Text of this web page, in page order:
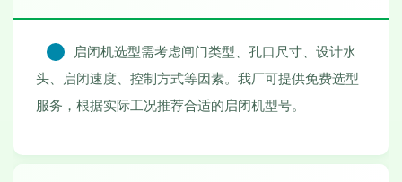
启闭机选型需考虑闸门类型、孔口尺寸、设计水
头、启闭速度、控制方式等因素。我厂可提供免费选型
服务，根据实际工况推荐合适的启闭机型号。